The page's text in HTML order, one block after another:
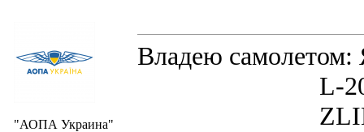
"АОПА Украина"
Владею
L-200D
ZLIN 526